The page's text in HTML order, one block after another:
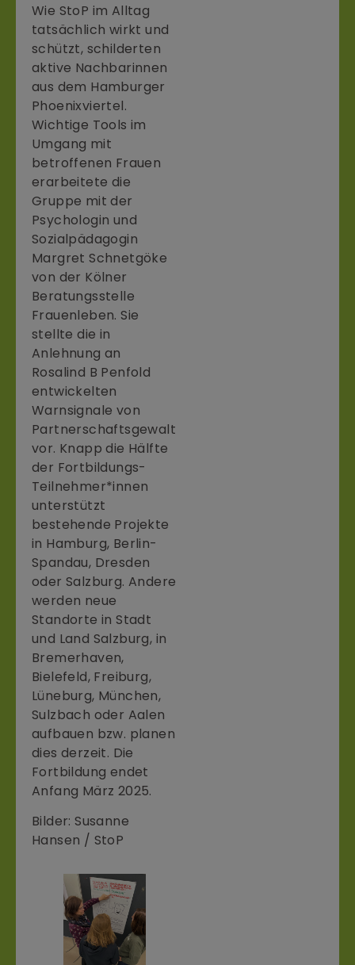
Wie StoP im Alltag
tatsächlich wirkt und
schützt, schilderten
aktive Nachbarinnen
aus dem Hamburger
Phoenixviertel.
Wichtige Tools im
Umgang mit
betroffenen Frauen
erarbeitete die
Gruppe mit der
Psychologin und
Sozialpädagogin
Margret Schnetgöke
von der Kölner
Beratungsstelle
Frauenleben. Sie
stellte die in
Anlehnung an
Rosalind B Penfold
entwickelten
Warnsignale von
Partnerschaftsgewalt
vor. Knapp die Hälfte
der Fortbildungs-
Teilnehmer*innen
unterstützt
bestehende Projekte
in Hamburg, Berlin-
Spandau, Dresden
oder Salzburg. Andere
werden neue
Standorte in Stadt
und Land Salzburg, in
Bremerhaven,
Bielefeld, Freiburg,
Lüneburg, München,
Sulzbach oder Aalen
aufbauen bzw. planen
dies derzeit. Die
Fortbildung endet
Anfang März 2025.
Bilder: Susanne
Hansen / StoP